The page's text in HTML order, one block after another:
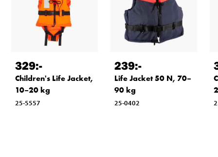
329:-
Children's Life Jacket,
10–20 kg
25-5557
239:-
Life Jacket 50 N, 70–
90 kg
25-0402